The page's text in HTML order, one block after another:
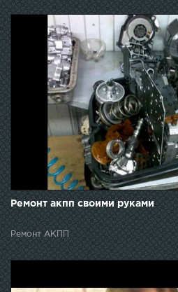
Ремонт акпп своими руками
Ремонт АКПП